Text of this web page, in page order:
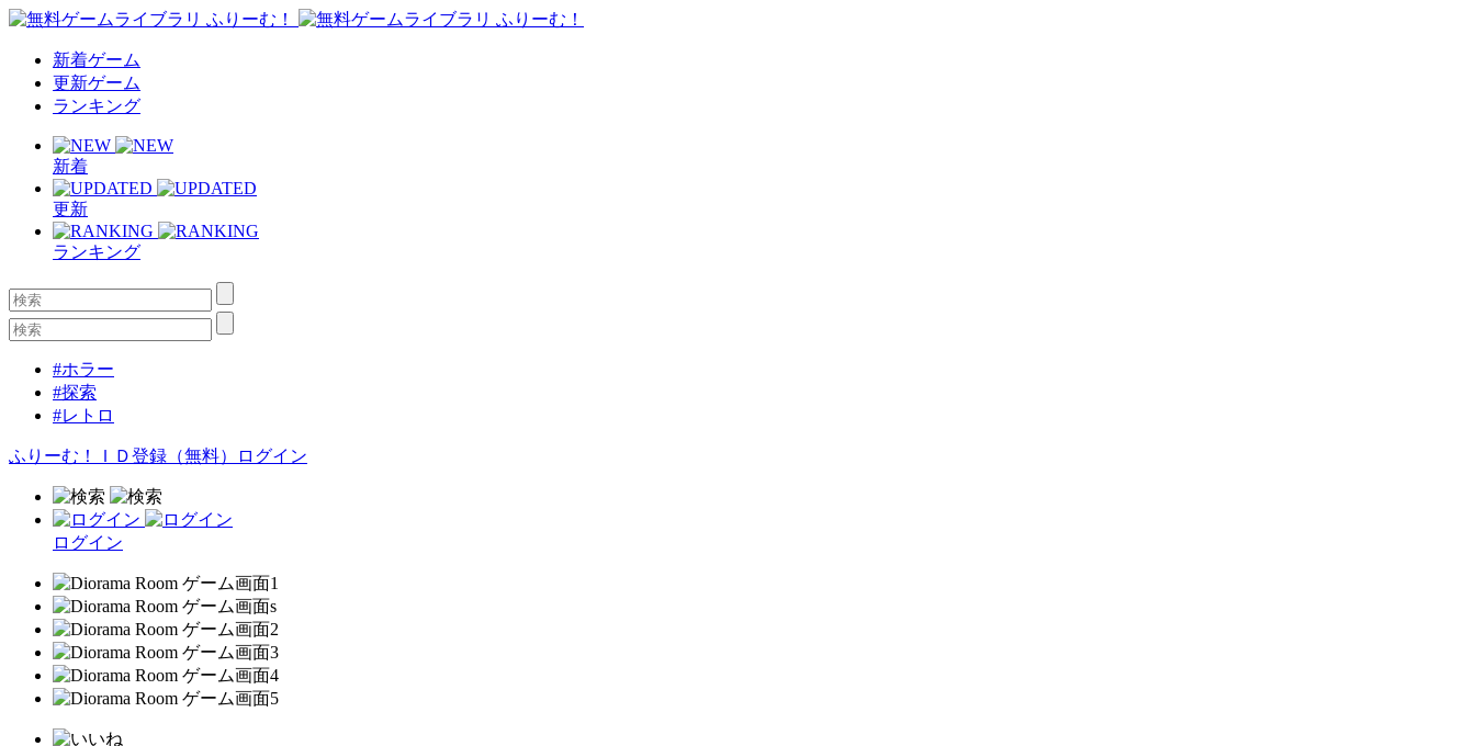
新着ゲーム
更新ゲーム
ランキング
新着
更新
ランキング
#ホラー
#探索
#レトロ
ふりーむ！ＩＤ登録（無料） ログイン
ログイン